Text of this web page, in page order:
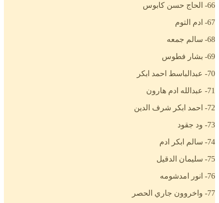
66- الحاج حسن كابوس
67- ادم التوم
68- سالم جمعه
69- بشار فطوس
70- عبدالباسط احمد ابكر
71- عبدالله ادم هارون
72- احمد ابكر شرف الدين
73- ود جقود
74- سالم ابكر ادم
75- سليمان الدقيل
76- انور امدشومه
77- واخروون جاري الحصر